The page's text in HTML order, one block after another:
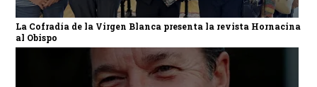
La Cofradía de la Virgen Blanca presenta la revista Hornacina
al Obispo